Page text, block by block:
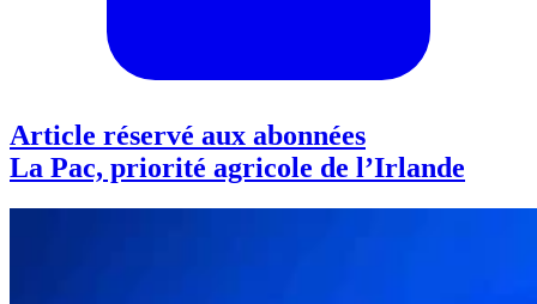
Article réservé aux abonnées
La Pac, priorité agricole de l’Irlande